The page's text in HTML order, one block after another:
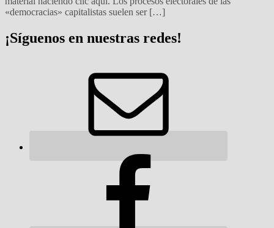
«democracias» capitalistas suelen ser […]
¡Síguenos en nuestras redes!